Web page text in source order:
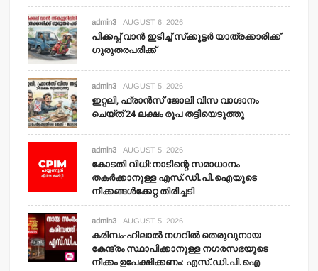
admin3 AUGUST 6, 2026
പിക്കപ്പ് വാന്‍ ഇടിച്ച് സ്‌ക്കൂട്ടര്‍ യാത്രക്കാരിക്ക്
ഗുരുതരപരിക്ക്
admin3 AUGUST 5, 2026
ഇറ്റലി, ഫ്രാന്‍സ് ജോലി വിസ വാഗ്ദാനം
ചെയ്ത് 24 ലക്ഷം രൂപ തട്ടിയെടുത്തു
admin3 AUGUST 5, 2026
കോടതി വിധി:നാടിന്റെ സമാധാനം
തകര്‍ക്കാനുള്ള എസ്.ഡി.പി.ഐയുടെ
നീക്കങ്ങള്‍ക്കേറ്റ തിരിച്ചടി
admin3 AUGUST 5, 2026
കരിമ്പം-ഹിലാല്‍ നഗറില്‍ തെരുവുനായ
കേന്ദ്രം സ്ഥാപിക്കാനുള്ള നഗരസഭയുടെ
നീക്കം ഉപേക്ഷിക്കണം: എസ്.ഡി.പി.ഐ